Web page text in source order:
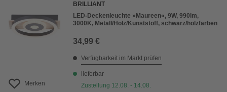
Merken
BRILLIANT
LED-Deckenleuchte »Maureen«, 9W, 990lm,
3000K, Metall/Holz/Kunststoff, schwarz/holzfarben
34,99 €
Verfügbarkeit im Markt prüfen
lieferbar
Zustellung 12.08. - 14.08.